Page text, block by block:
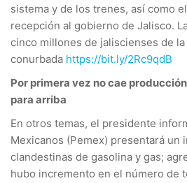
sistema y de los trenes, así como
recepción al gobierno de Jalisco.
cinco millones de jaliscienses de la
conurbada https://bit.ly/2Rc9qdB
Por primera vez no cae
para arriba
En otros temas, el presidente
Mexicanos (Pemex) presentará un
clandestinas de gasolina y gas;
hubo incremento en el número de